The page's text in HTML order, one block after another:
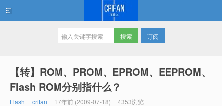
订阅
【转】ROM、PROM、EPROM、EEPROM、
Flash ROM分别指什么？
Flash crifan 17年前 (2009-07-18) 4353浏览